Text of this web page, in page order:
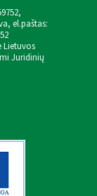
el.paštas:
Lietuvos
Juridinių